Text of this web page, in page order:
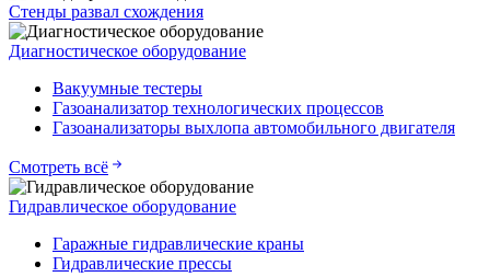
Стенды развал схождения
Диагностическое оборудование
Вакуумные тестеры
Газоанализатор технологических процессов
Газоанализаторы выхлопа автомобильного двигателя
Смотреть всё
Гидравлическое оборудование
Гаражные гидравлические краны
Гидравлические прессы